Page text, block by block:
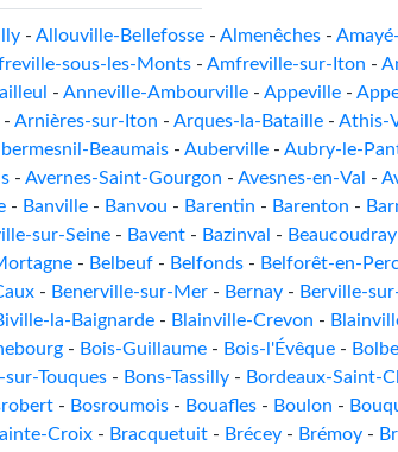
- Allouville-Bellefosse - Almenêches -
sous-les-Monts - Amfreville-sur-Iton -
- Anneville-Ambourville - Appeville -
- Arnières-sur-Iton - Arques-la-Bataille - Athis-
Beaumais - Auberville - Aubry-le-
- Avernes-Saint-Gourgon - Avesnes-en-Val -
- Banville - Banvou - Barentin - Barenton -
sur-Seine - Bavent - Bazinval - Beaucoudray
- Belbeuf - Belfonds - Belforêt-en-
- Benerville-sur-Mer - Bernay - Berville-
la-Baignarde - Blainville-Crevon -
- Bois-Guillaume - Bois-l'Évêque -
sur-Touques - Bons-Tassilly - Bordeaux-Saint-
- Bosroumois - Bouafles - Boulon -
Croix - Bracquetuit - Brécey - Brémoy -